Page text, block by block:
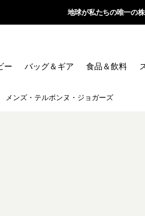
地球が私たちの唯一の
ー バッグ＆ギア 食品＆飲料
メンズ・テルボンヌ・ジョガーズ